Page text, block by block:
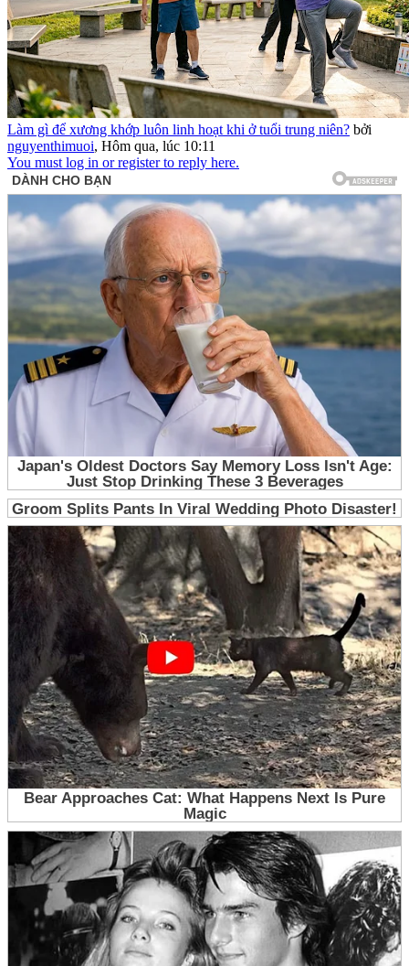
Làm gì để xương khớp luôn linh hoạt khi ở tuổi trung niên? bởi
nguyenthimuoi, Hôm qua, lúc 10:11
You must log in or register to reply here.